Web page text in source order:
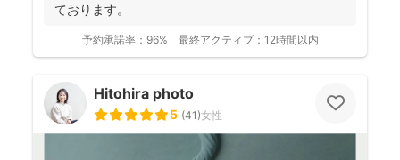
ております。
予約承諾率： 96% 最終アクティブ： 12時間以内
Hitohira photo
5 (41)女性